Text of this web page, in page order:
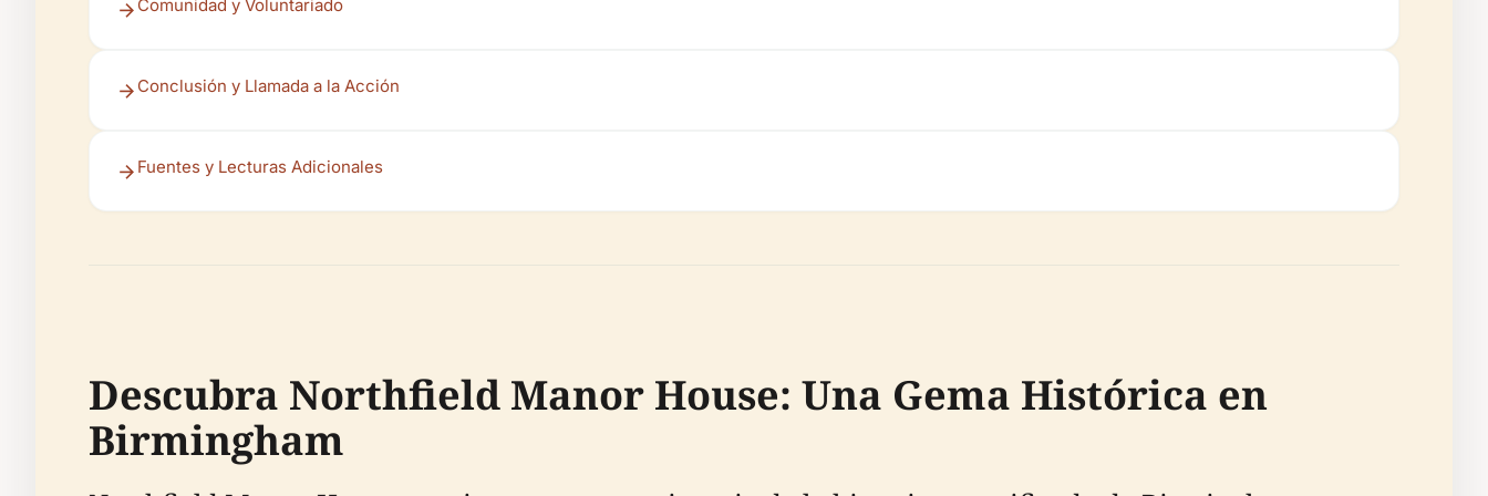
Comunidad y Voluntariado
Conclusión y Llamada a la Acción
Fuentes y Lecturas Adicionales
Descubra Northfield Manor House: Una Gema Histórica en
Birmingham